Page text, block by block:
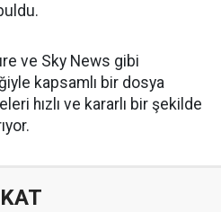
ve Sky News gibi
kapsamlı bir dosya
hızlı ve kararlı bir şekilde